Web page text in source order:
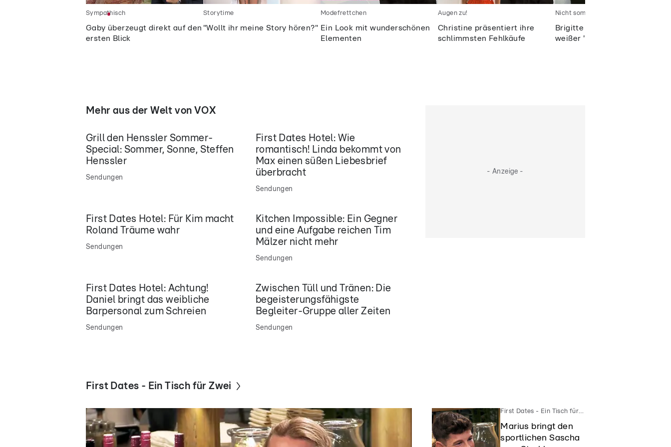
Gaby überzeugt direkt auf den
ersten Blick
Sympathisch
"Wollt ihr meine Story hören?"
Storytime
Ein Look mit wunderschönen
Elementen
Modefrettchen
Christine präsentiert ihre
schlimmsten Fehlkäufe
Augen zu!
Brigitte und ihr schwarz-
weißer "Sommertraum" (?)
Nicht sommerlich genug?
Mehr aus der Welt von VOX
Grill den Henssler Sommer-
Special: Sommer, Sonne, Steffen
Henssler
Sendungen
First Dates Hotel: Wie
romantisch! Linda bekommt von
Max einen süßen Liebesbrief
überbracht
Sendungen
First Dates Hotel: Für Kim macht
Roland Träume wahr
Sendungen
Kitchen Impossible: Ein Gegner
und eine Aufgabe reichen Tim
Mälzer nicht mehr
Sendungen
First Dates Hotel: Achtung!
Daniel bringt das weibliche
Barpersonal zum Schreien
Sendungen
Zwischen Tüll und Tränen: Die
begeisterungsfähigste
Begleiter-Gruppe aller Zeiten
Sendungen
- Anzeige -
First Dates - Ein Tisch für Zwei
First Dates - Ein Tisch für Zwei
Marius bringt den
sportlichen Sascha